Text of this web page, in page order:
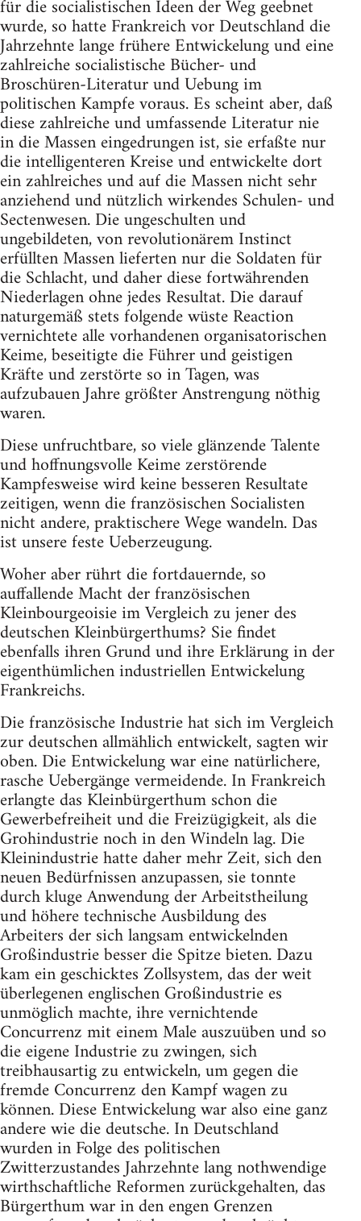
für die socialistischen Ideen der Weg geebnet
wurde, so hatte Frankreich vor Deutschland die
Jahrzehnte lange frühere Entwickelung und eine
zahlreiche socialistische Bücher- und
Broschüren-Literatur und Uebung im
politischen Kampfe voraus. Es scheint aber, daß
diese zahlreiche und umfassende Literatur nie
in die Massen eingedrungen ist, sie erfaßte nur
die intelligenteren Kreise und entwickelte dort
ein zahlreiches und auf die Massen nicht sehr
anziehend und nützlich wirkendes Schulen- und
Sectenwesen. Die ungeschulten und
ungebildeten, von revolutionärem Instinct
erfüllten Massen lieferten nur die Soldaten für
die Schlacht, und daher diese fortwährenden
Niederlagen ohne jedes Resultat. Die darauf
naturgemäß stets folgende wüste Reaction
vernichtete alle vorhandenen organisatorischen
Keime, beseitigte die Führer und geistigen
Kräfte und zerstörte so in Tagen, was
aufzubauen Jahre größter Anstrengung nöthig
waren.
Diese unfruchtbare, so viele glänzende Talente
und hoffnungsvolle Keime zerstörende
Kampfesweise wird keine besseren Resultate
zeitigen, wenn die französischen Socialisten
nicht andere, praktischere Wege wandeln. Das
ist unsere feste Ueberzeugung.
Woher aber rührt die fortdauernde, so
auffallende Macht der französischen
Kleinbourgeoisie im Vergleich zu jener des
deutschen Kleinbürgerthums? Sie findet
ebenfalls ihren Grund und ihre Erklärung in der
eigenthümlichen industriellen Entwickelung
Frankreichs.
Die französische Industrie hat sich im Vergleich
zur deutschen allmählich entwickelt, sagten wir
oben. Die Entwickelung war eine natürlichere,
rasche Uebergänge vermeidende. In Frankreich
erlangte das Kleinbürgerthum schon die
Gewerbefreiheit und die Freizügigkeit, als die
Grohindustrie noch in den Windeln lag. Die
Kleinindustrie hatte daher mehr Zeit, sich den
neuen Bedürfnissen anzupassen, sie tonnte
durch kluge Anwendung der Arbeitstheilung
und höhere technische Ausbildung des
Arbeiters der sich langsam entwickelnden
Großindustrie besser die Spitze bieten. Dazu
kam ein geschicktes Zollsystem, das der weit
überlegenen englischen Großindustrie es
unmöglich machte, ihre vernichtende
Concurrenz mit einem Male auszuüben und so
die eigene Industrie zu zwingen, sich
treibhausartig zu entwickeln, um gegen die
fremde Concurrenz den Kampf wagen zu
können. Diese Entwickelung war also eine ganz
andere wie die deutsche. In Deutschland
wurden in Folge des politischen
Zwitterzustandes Jahrzehnte lang nothwendige
wirthschaftliche Reformen zurückgehalten, das
Bürgerthum war in den engen Grenzen